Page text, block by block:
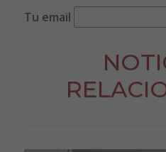
Tu email